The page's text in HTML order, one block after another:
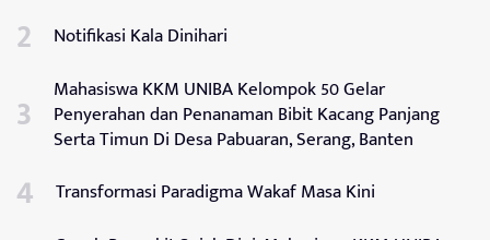
Notifikasi Kala Dinihari
Mahasiswa KKM UNIBA Kelompok 50 Gelar
Penyerahan dan Penanaman Bibit Kacang Panjang
Serta Timun Di Desa Pabuaran, Serang, Banten
Transformasi Paradigma Wakaf Masa Kini